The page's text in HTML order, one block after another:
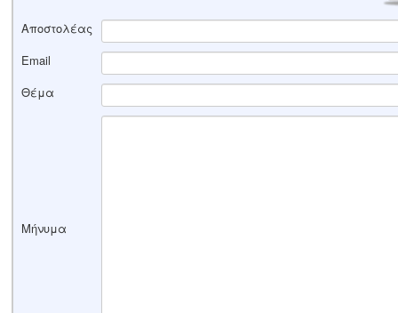
Αποστολέας
Email
Θέμα
Μήνυμα